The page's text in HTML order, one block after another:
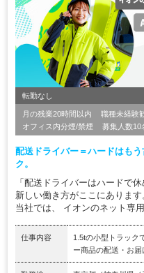
転勤なし
月の残業20時間以内 職種未経験
オフィス内分煙/禁煙
募集人数10
配送ドライバー＝ハードはも
ク。
「配送ドライバーはハードで
新しい働き方がここにありま
当社では、 イオンのネット専
仕事内容
1.5tの小型トラック
ー商品の配送・お届